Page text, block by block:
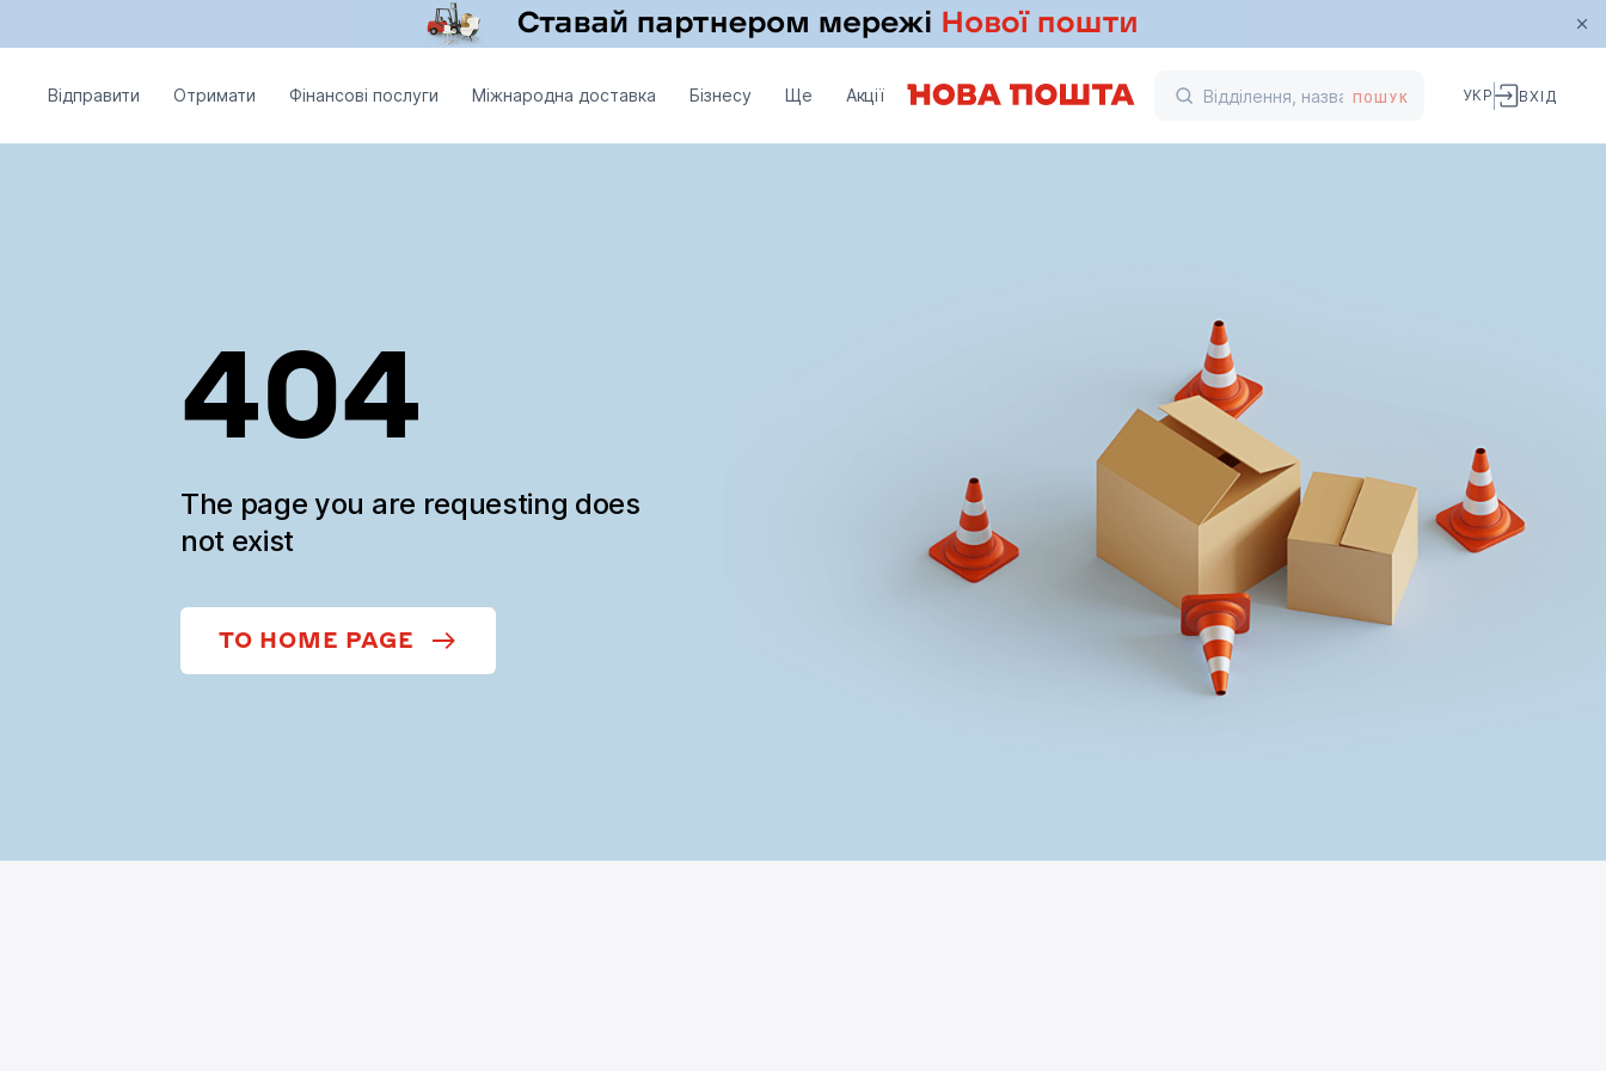
Відправити Отримати Фінансові послуги Міжнародна доставка Бізнесу Ще Акції ПОШУК УКР ВХІД
404
The page you are requesting does
not exist
TO HOME PAGE